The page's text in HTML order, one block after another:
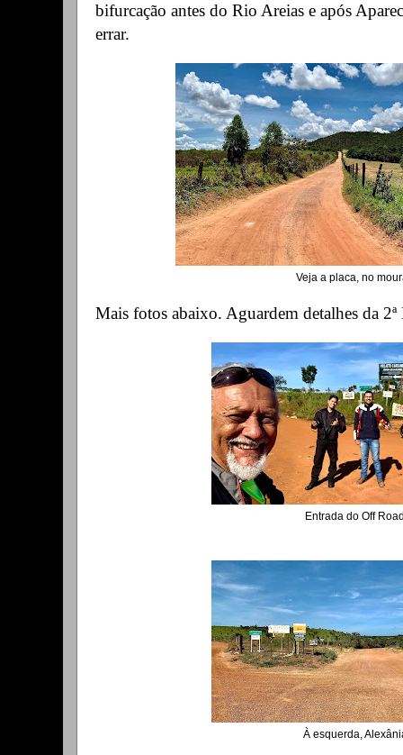
bifurcação antes do Rio Areias e após
errar.
Veja a placa, no
Mais fotos abaixo. Aguardem detalhes da
Entrada do Off
À esquerda,